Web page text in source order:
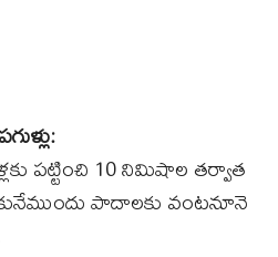
పట్టించి 10 నిమిషాల తర్వాత
పాదాలకు వంటనూనె